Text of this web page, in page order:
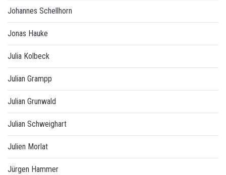
Johannes Schellhorn
Jonas Hauke
Julia Kolbeck
Julian Grampp
Julian Grunwald
Julian Schweighart
Julien Morlat
Jürgen Hammer